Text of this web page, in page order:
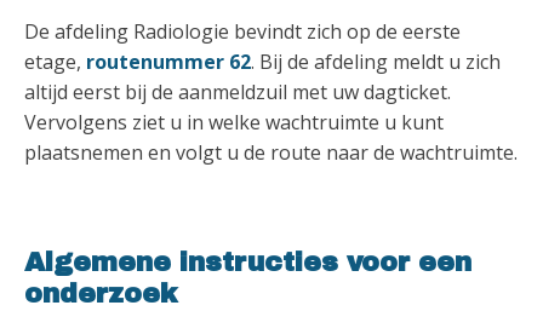
De afdeling Radiologie bevindt zich op de eerste
etage, routenummer 62. Bij de afdeling meldt u zich
altijd eerst bij de aanmeldzuil met uw dagticket.
Vervolgens ziet u in welke wachtruimte u kunt
plaatsnemen en volgt u de route naar de wachtruimte.
Algemene instructies voor een
onderzoek